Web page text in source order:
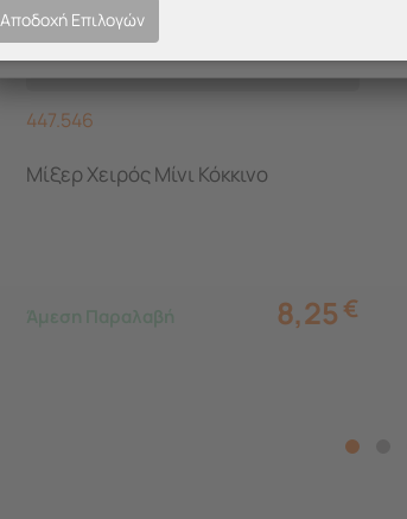
447.546
Μίξερ Χειρός Μίνι Κόκκινο
Άμεση Παραλαβή 8,25 €
Αποδοχή Επιλογών